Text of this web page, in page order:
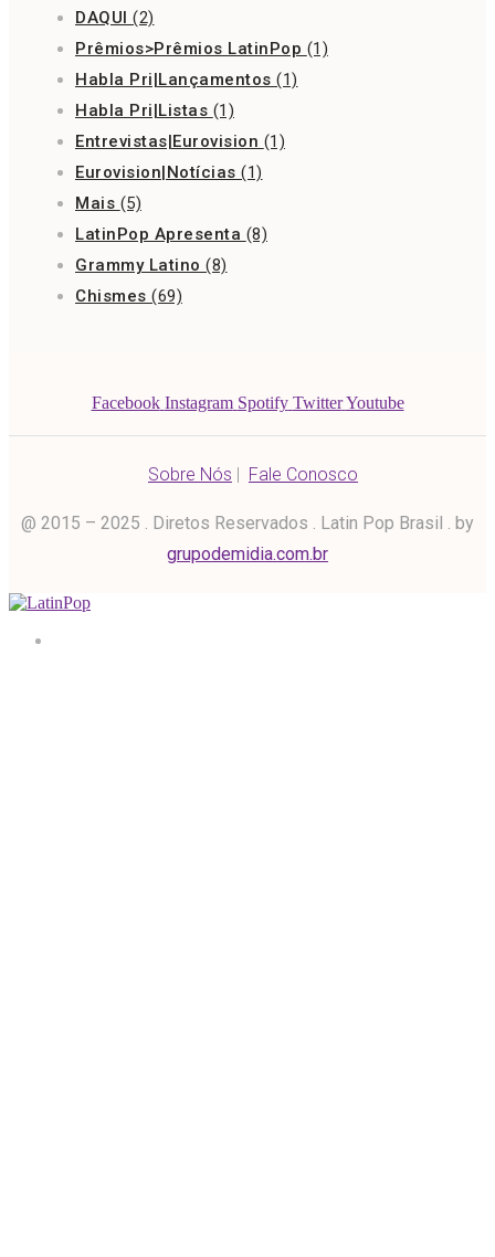
DAQUI (2)
Prêmios>Prêmios LatinPop (1)
Habla Pri|Lançamentos (1)
Habla Pri|Listas (1)
Entrevistas|Eurovision (1)
Eurovision|Notícias (1)
Mais (5)
LatinPop Apresenta (8)
Grammy Latino (8)
Chismes (69)
Facebook Instagram Spotify Twitter Youtube
Sobre Nós | Fale Conosco
@ 2015 – 2025 . Diretos Reservados . Latin Pop Brasil . by
grupodemidia.com.br